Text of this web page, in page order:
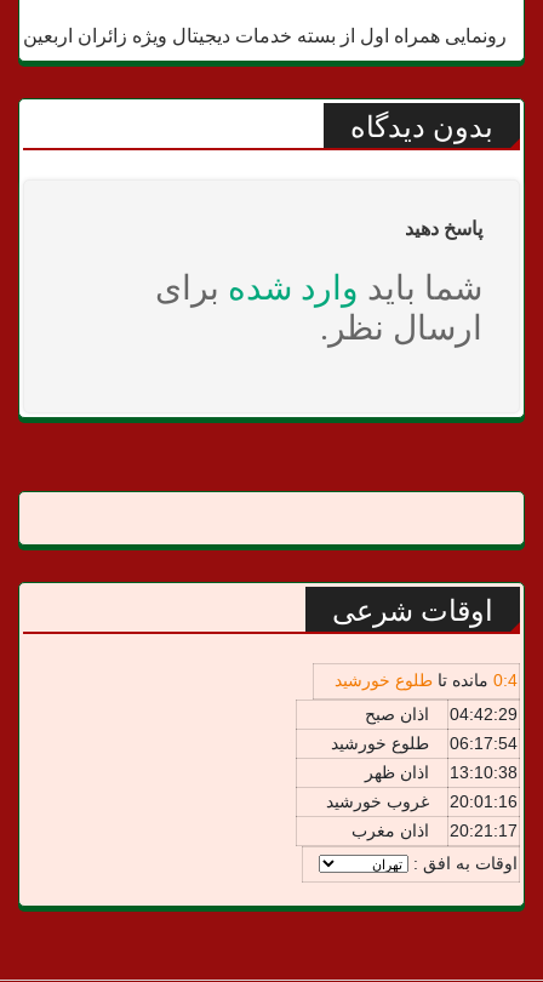
رونمایی همراه اول از بسته خدمات دیجیتال ویژه زائران اربعین
بدون دیدگاه
پاسخ دهید
شما باید وارد شده برای
ارسال نظر.
اوقات شرعی
0:4 مانده تا طلوع خورشید
04:42:29
اذان صبح
06:17:54
طلوع خورشید
13:10:38
اذان ظهر
20:01:16
غروب خورشید
20:21:17
اذان مغرب
اوقات به افق :